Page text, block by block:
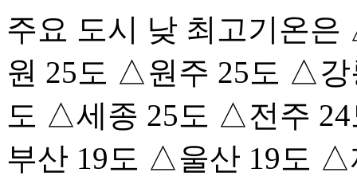
주요 도시 낮 최고기온
원 25도 △원주 25도 △
도 △세종 25도 △전주
부산 19도 △울산 19도 △